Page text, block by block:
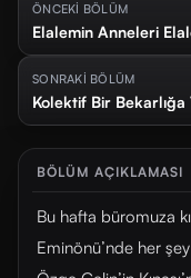
ÖNCEKİ BÖLÜM
Elalemin Anneleri
SONRAKİ BÖLÜM
Kolektif Bir Bekarlığa
BÖLÜM AÇIKLAMASI
Bu hafta büromuza
Eminönü’nde her